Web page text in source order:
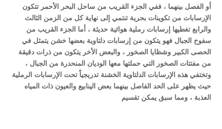
أو الفصل بينهما ، ففي الجزء القريب من ساحل البحر الأحمر تتكون
الإرسابات من تكوينات بحرية تنتمي إلى نهاية كل من الزمن الثالث
والرابع تغطيها إرسابات رملية هوائية حديثة ، أما الجزء القريب من
سفوح الجبال فهو يتكون من إرسابات دلتاوية بعضها خشن يتمثل في
الحصى الكبير وشظايا الصخور ، والبعض الأخر يتكون من ذرات دقيقة
من مفتتات الصخور التي حملتها معها الوديان المنحدرة من الجبال ،
وتختفي هذه الإرسابات الدلتاوية الخشنة تدريجياً تحت الإرسابات الرملية
حيث يظهر على الحد الفاصل بينهما بعض الينابيع والعيون ذات المياه
العذبة ، ومما سبق يمكن تقسيم